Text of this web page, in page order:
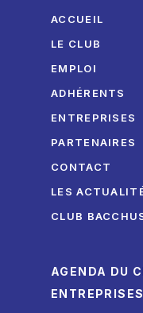
ACCUEIL
LE CLUB
EMPLOI
ADHÉRENTS
ENTREPRISES
PARTENAIRES
CONTACT
LES
CLUB
AGENDA DU
ENTREPRISES